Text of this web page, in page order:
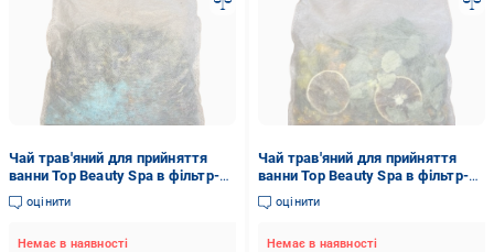
Чай трав'яний для прийняття
ванни Top Beauty Spa в фільтр-
пакеті Морський 250 г (22040)
оцінити
Немає в наявності
Чай трав'яний для прийняття
ванни Top Beauty Spa в фільтр-
пакеті Цитрусовий 250 г (22041)
оцінити
Немає в наявності